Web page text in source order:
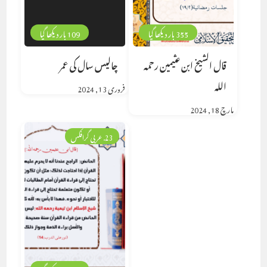
109 بار دیکھا گیا
چالیس سال کی عمر
فروری 13, 2024
355 بار دیکھا گیا
قال الشيخ ابن عثيمين رحمه
الله
مارچ 18, 2024
23. عربی گرافکس